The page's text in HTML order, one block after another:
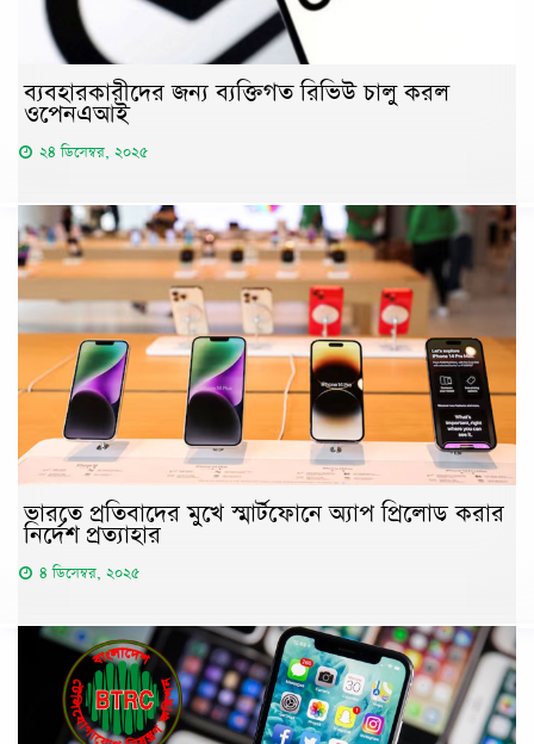
ব্যবহারকারীদের জন্য ব্যক্তিগত রিভিউ চালু করল
ওপেনএআই
২৪ ডিসেম্বর, ২০২৫
ভারতে প্রতিবাদের মুখে স্মার্টফোনে অ্যাপ প্রিলোড করার
নির্দেশ প্রত্যাহার
৪ ডিসেম্বর, ২০২৫